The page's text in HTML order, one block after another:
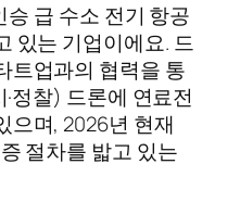
승 급 수소 전기 항공
있는 기업이에요. 드
트업과의 협력을 통
정찰) 드론에 연료전
으며, 2026년 현재
절차를 밟고 있는